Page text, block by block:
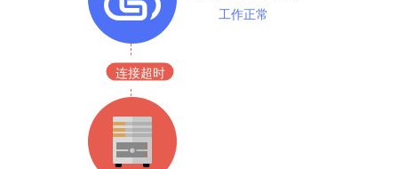
工作正常
连接超时